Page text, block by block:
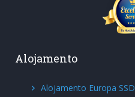
Alojamento
Alojamento Europa SSD